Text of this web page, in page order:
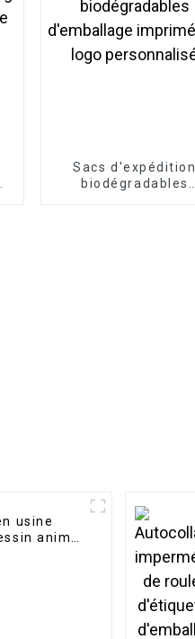
Sacs d'expédition
biodégradables
usine
animé